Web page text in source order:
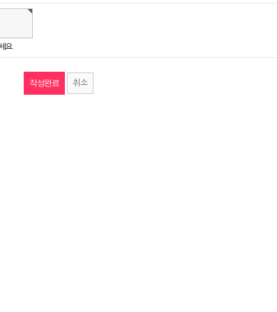
요.
취소